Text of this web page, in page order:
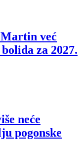
već
za 2027.
neće
pogonske